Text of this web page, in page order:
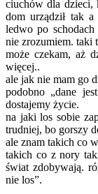
ciuchów dla dzieci,
dom urządził tak
ledwo po
nie zrozumiem. taki
może czekam, aż
więcej..
ale jak nie mam go
podobno „dane
dostajemy życie.
na jaki los sobie
trudniej, bo gorszy
ale znam takich co
takich co z nory
świat zdobywają.
nie los”.